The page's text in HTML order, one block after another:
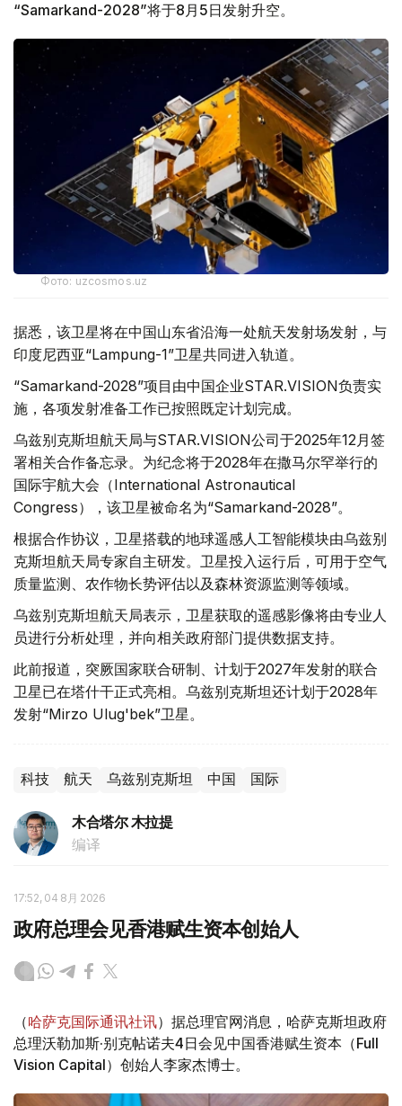
“Samarkand-2028”将于8月5日发射升空。
Фото: uzcosmos.uz
据悉，该卫星将在中国山东省沿海一处航天发射场发射，与
印度尼西亚“Lampung-1”卫星共同进入轨道。
“Samarkand-2028”项目由中国企业STAR.VISION负责实
施，各项发射准备工作已按照既定计划完成。
乌兹别克斯坦航天局与STAR.VISION公司于2025年12月签
署相关合作备忘录。为纪念将于2028年在撒马尔罕举行的
国际宇航大会（International Astronautical
Congress），该卫星被命名为“Samarkand-2028”。
根据合作协议，卫星搭载的地球遥感人工智能模块由乌兹别
克斯坦航天局专家自主研发。卫星投入运行后，可用于空气
质量监测、农作物长势评估以及森林资源监测等领域。
乌兹别克斯坦航天局表示，卫星获取的遥感影像将由专业人
员进行分析处理，并向相关政府部门提供数据支持。
此前报道，突厥国家联合研制、计划于2027年发射的联合
卫星已在塔什干正式亮相。乌兹别克斯坦还计划于2028年
发射“Mirzo Ulug'bek”卫星。
科技 航天 乌兹别克斯坦 中国 国际
木合塔尔 木拉提
编译
17:52, 04 8月 2026
政府总理会见香港赋生资本创始人
（哈萨克国际通讯社讯）据总理官网消息，哈萨克斯坦政府
总理沃勒加斯·别克帖诺夫4日会见中国香港赋生资本（Full
Vision Capital）创始人李家杰博士。